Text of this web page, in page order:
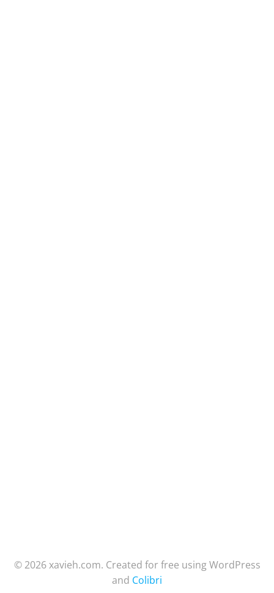
© 2026 xavieh.com. Created for free using WordPress
and Colibri